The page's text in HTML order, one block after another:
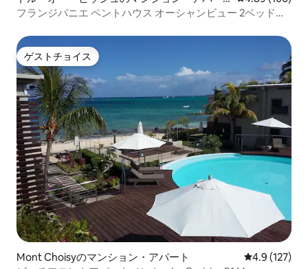
ト
フランジパニエ ペントハウス オーシャンビュー 2ベッドル
ゲストチョイス
ゲストチョイス
Mont Choisyのマンション・アパート レビュー127
4.9 (127)